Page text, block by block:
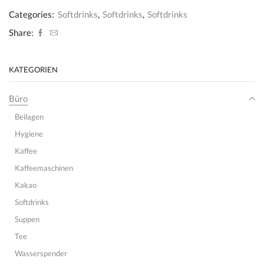
Categories: Softdrinks, Softdrinks, Softdrinks
Share:
KATEGORIEN
Büro
Beilagen
Hygiene
Kaffee
Kaffeemaschinen
Kakao
Softdrinks
Suppen
Tee
Wasserspender